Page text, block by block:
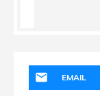
EMAIL